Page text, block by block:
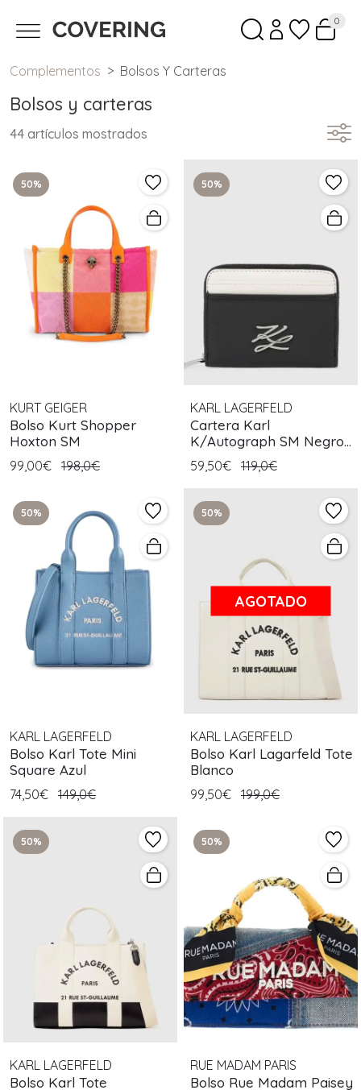
0
Complementos Bolsos Y Carteras
Bolsos y carteras
44 artículos mostrados
50%
KURT GEIGER
Bolso Kurt Shopper
Hoxton SM
99,00€ 198,0€
50%
KARL LAGERFELD
Cartera Karl
K/Autograph SM Negro
Blanco
59,50€ 119,0€
50%
KARL LAGERFELD
Bolso Karl Tote Mini
Square Azul
74,50€ 149,0€
50%
AGOTADO
KARL LAGERFELD
Bolso Karl Lagarfeld Tote
Blanco
99,50€ 199,0€
50%
KARL LAGERFELD
Bolso Karl Tote
50%
RUE MADAM PARIS
Bolso Rue Madam Paisey